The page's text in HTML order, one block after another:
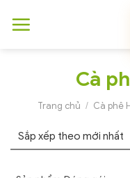
đến
Cà
Trang chủ / Cà phê